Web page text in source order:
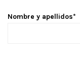
Nombre y apellidos*